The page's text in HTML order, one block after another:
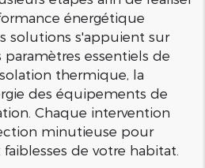
énergétique
solutions s'appuient sur
essentiels de
thermique, la
des équipements de
Chaque intervention
minutieuse pour
de votre habitat.